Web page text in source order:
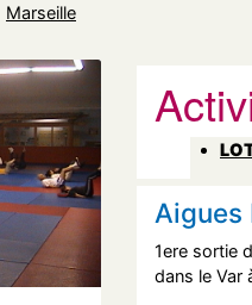
Marseille
Aigues
1ere sortie
dans le Var